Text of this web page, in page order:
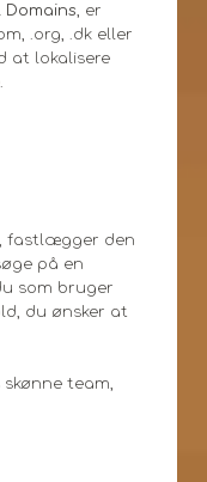
Domains, er
.org, .dk eller
at lokalisere
.
fastlægger den
på en
som bruger
du ønsker at
skønne team,